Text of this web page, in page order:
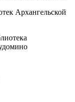
Архангельской